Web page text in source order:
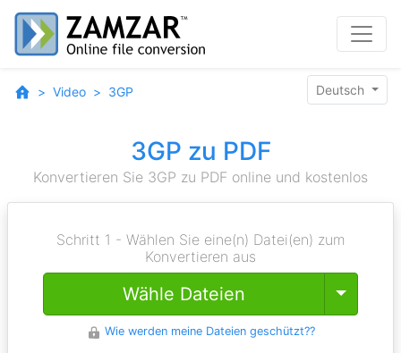
Video 3GP Deutsch
3GP zu PDF
Konvertieren Sie 3GP zu PDF online und kostenlos
Schritt 1 - Wählen Sie eine(n) Datei(en) zum
Konvertieren aus
Wähle Dateien Toggle
Wie werden meine Dateien geschützt??